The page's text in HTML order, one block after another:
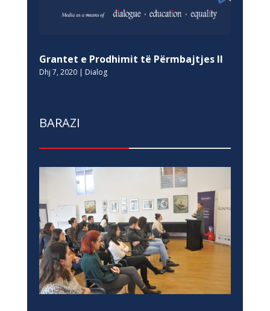
Grantet e Prodhimit të Përmbajtjes II
Dhj 7, 2020| Dialog
BARAZI